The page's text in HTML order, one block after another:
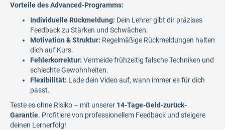
Vorteile des Advanced-Programms:
Individuelle Rückmeldung: Dein Lehrer gibt dir präzises
Feedback zu Stärken und Schwächen.
Motivation & Struktur: Regelmäßige Rückmeldungen halten
dich auf Kurs.
Fehlerkorrektur: Vermeide frühzeitig falsche Techniken und
schlechte Gewohnheiten.
Flexibilität: Lade dein Video auf, wann immer es für dich
passt.
Teste es ohne Risiko – mit unserer 14-Tage-Geld-zurück-
Garantie. Profitiere von professionellem Feedback und steigere
deinen Lernerfolg!